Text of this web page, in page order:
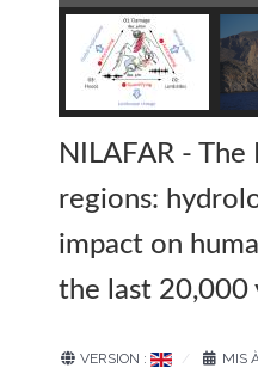
NILAFAR - The
regions:
impact on
the last 20,000
VERSION : MIS